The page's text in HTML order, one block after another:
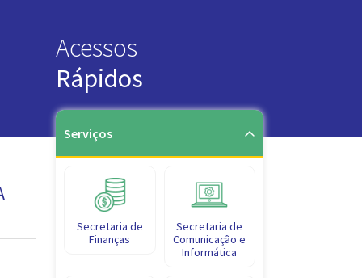
Acessos
Rápidos
Serviços
Secretaria de
Finanças
Secretaria de
Comunicação e
Informática